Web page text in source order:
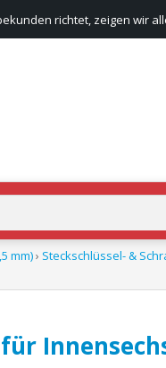
richtet, zeigen wir
mm)› Steckschlüssel- &